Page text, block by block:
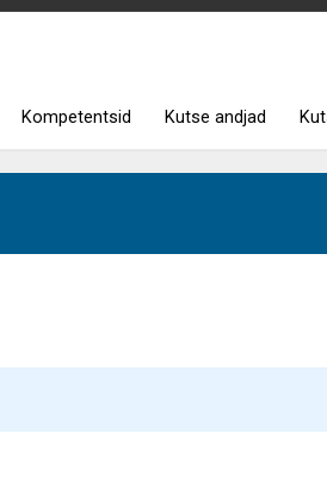
Kompetentsid Kutse andjad